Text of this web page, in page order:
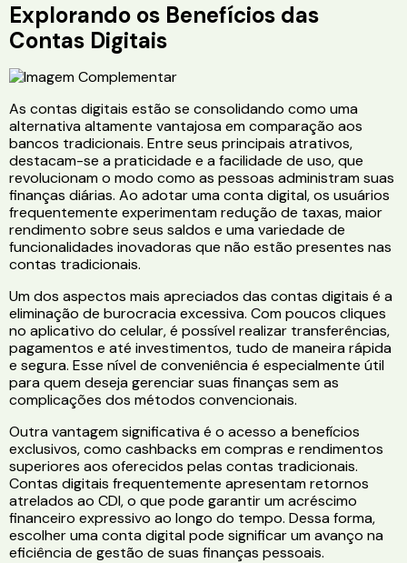
Explorando os Benefícios das
Contas Digitais
As contas digitais estão se consolidando como uma
alternativa altamente vantajosa em comparação aos
bancos tradicionais. Entre seus principais atrativos,
destacam-se a praticidade e a facilidade de uso, que
revolucionam o modo como as pessoas administram suas
finanças diárias. Ao adotar uma conta digital, os usuários
frequentemente experimentam redução de taxas, maior
rendimento sobre seus saldos e uma variedade de
funcionalidades inovadoras que não estão presentes nas
contas tradicionais.
Um dos aspectos mais apreciados das contas digitais é a
eliminação de burocracia excessiva. Com poucos cliques
no aplicativo do celular, é possível realizar transferências,
pagamentos e até investimentos, tudo de maneira rápida
e segura. Esse nível de conveniência é especialmente útil
para quem deseja gerenciar suas finanças sem as
complicações dos métodos convencionais.
Outra vantagem significativa é o acesso a benefícios
exclusivos, como cashbacks em compras e rendimentos
superiores aos oferecidos pelas contas tradicionais.
Contas digitais frequentemente apresentam retornos
atrelados ao CDI, o que pode garantir um acréscimo
financeiro expressivo ao longo do tempo. Dessa forma,
escolher uma conta digital pode significar um avanço na
eficiência de gestão de suas finanças pessoais.